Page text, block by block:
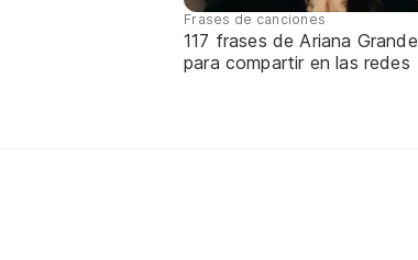
Frases de canciones
117 frases de Ariana Grande
para compartir en las redes